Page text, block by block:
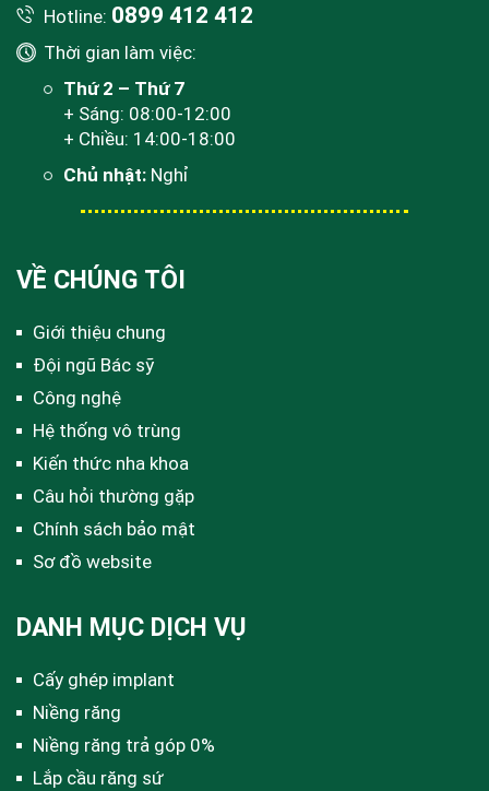
Hotline: 0899 412 412
Thời gian làm việc:
Thứ 2 – Thứ 7
+ Sáng: 08:00-12:00
+ Chiều: 14:00-18:00
Chủ nhật: Nghỉ
VỀ CHÚNG TÔI
Giới thiệu chung
Đội ngũ Bác sỹ
Công nghệ
Hệ thống vô trùng
Kiến thức nha khoa
Câu hỏi thường gặp
Chính sách bảo mật
Sơ đồ website
DANH MỤC DỊCH VỤ
Cấy ghép implant
Niềng răng
Niềng răng trả góp 0%
Lắp cầu răng sứ